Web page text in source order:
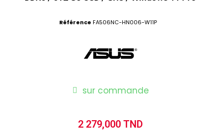
Référence FA506NC-HN006-W11P
sur commande
2 279,000 TND